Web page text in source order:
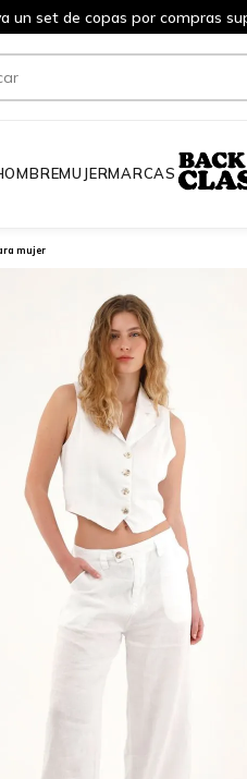
un set de copas por compras
MUJERMARCAS
mujer